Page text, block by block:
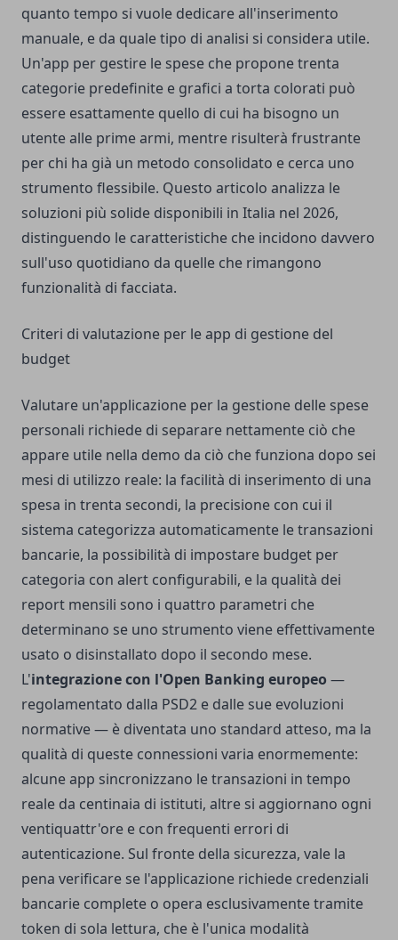
quanto tempo si vuole dedicare all'inserimento
manuale, e da quale tipo di analisi si considera utile.
Un'app per gestire le spese che propone trenta
categorie predefinite e grafici a torta colorati può
essere esattamente quello di cui ha bisogno un
utente alle prime armi, mentre risulterà frustrante
per chi ha già un metodo consolidato e cerca uno
strumento flessibile. Questo articolo analizza le
soluzioni più solide disponibili in Italia nel 2026,
distinguendo le caratteristiche che incidono davvero
sull'uso quotidiano da quelle che rimangono
funzionalità di facciata.
Criteri di valutazione per le app di gestione del
budget
Valutare un'applicazione per la gestione delle spese
personali richiede di separare nettamente ciò che
appare utile nella demo da ciò che funziona dopo sei
mesi di utilizzo reale: la facilità di inserimento di una
spesa in trenta secondi, la precisione con cui il
sistema categorizza automaticamente le transazioni
bancarie, la possibilità di impostare budget per
categoria con alert configurabili, e la qualità dei
report mensili sono i quattro parametri che
determinano se uno strumento viene effettivamente
usato o disinstallato dopo il secondo mese.
L'integrazione con l'Open Banking europeo —
regolamentato dalla PSD2 e dalle sue evoluzioni
normative — è diventata uno standard atteso, ma la
qualità di queste connessioni varia enormemente:
alcune app sincronizzano le transazioni in tempo
reale da centinaia di istituti, altre si aggiornano ogni
ventiquattr'ore e con frequenti errori di
autenticazione. Sul fronte della sicurezza, vale la
pena verificare se l'applicazione richiede credenziali
bancarie complete o opera esclusivamente tramite
token di sola lettura, che è l'unica modalità